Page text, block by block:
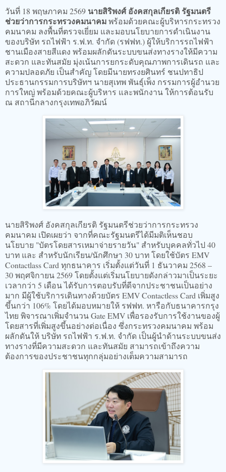
วันที่ 18 พฤษภาคม 2569 นายสิริพงศ์ อังคสกุลเกียรติ รัฐมนตรี
ช่วยว่าการกระทรวงคมนาคมพร้อมด้วยคณะผู้บริหารกระทรวง
คมนาคม ลงพื้นที่ตรวจเยี่ยม และมอบนโยบายการดำเนินงาน
ของบริษัท รถไฟฟ้า ร.ฟ.ท. จำกัด (รฟฟท.) ผู้ให้บริการรถไฟฟ้า
ชานเมืองสายสีแดง พร้อมผลักดันระบบขนส่งทางรางให้มีความ
สะดวก และทันสมัย มุ่งเน้นการยกระดับคุณภาพการเดินรถ และ
ความปลอดภัย เป็นสำคัญ โดยมีนายทรงยศินทร์ ชนปทาธิป
ประธานกรรมการบริษัทฯ นายสุเทพ พันธุ์เพ็ง กรรมการผู้อำนวย
การใหญ่ พร้อมด้วยคณะผู้บริหาร และพนักงาน ให้การต้อนรับ
ณ สถานีกลางกรุงเทพอภิวัฒน์
นายสิริพงศ์ อังคสกุลเกียรติ รัฐมนตรีช่วยว่าการกระทรวง
คมนาคม เปิดเผยว่า จากที่คณะรัฐมนตรีได้มีมติเห็นชอบ
นโยบาย "บัตรโดยสารเหมาจ่ายรายวัน" สำหรับบุคคลทั่วไป 40
บาท และ สำหรับนักเรียน/นักศึกษา 30 บาท โดยใช้บัตร EMV
Contactlass Card ทุกธนาคาร เริ่มตั้งแต่วันที่ 1 ธันวาคม 2568 –
30 พฤศจิกายน 2569 โดยตั้งแต่เริ่มนโยบายดังกล่าวมาเป็นระยะ
เวลากว่า 5 เดือน ได้รับการตอบรับที่ดีจากประชาชนเป็นอย่าง
มาก มีผู้ใช้บริการเดินทางด้วยบัตร EMV Contactless Card เพิ่มสูง
ขึ้นกว่า 106% โดยได้มอบหมายให้ รฟฟท. หารือกับธนาคารกรุง
ไทย พิจารณาเพิ่มจำนวน Gate EMV เพื่อรองรับการใช้งานของผู้
โดยสารที่เพิ่มสูงขึ้นอย่างต่อเนื่อง ซึ่งกระทรวงคมนาคม พร้อม
ผลักดันให้ บริษัท รถไฟฟ้า ร.ฟ.ท. จำกัด เป็นผู้นำด้านระบบขนส่ง
ทางรางที่มีความสะดวก และทันสมัย สามารถเข้าถึงความ
ต้องการของประชาชนทุกกลุ่มอย่างเต็มความสามารถ